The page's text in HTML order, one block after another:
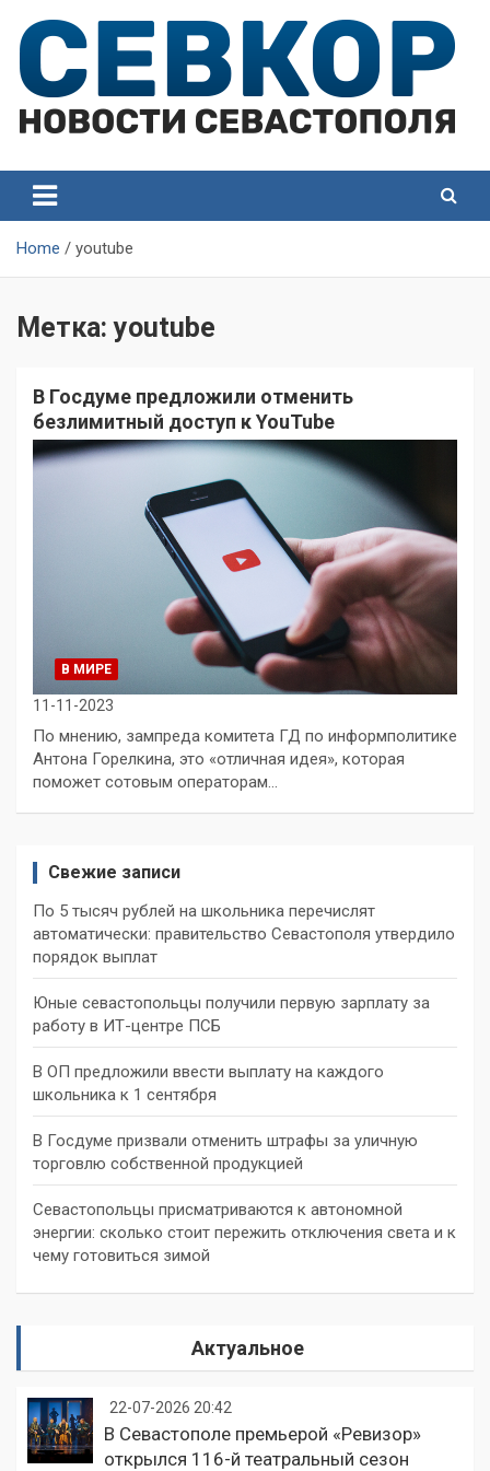
content
Севастополя
Севастополя
Home youtube
Метка:youtube
В Госдуме предложили отменить
безлимитный доступ к YouTube
В МИРЕ
11-11-2023
По мнению, зампреда комитета ГД по информполитике
Антона Горелкина, это «отличная идея», которая
поможет сотовым операторам…
Свежие записи
По 5 тысяч рублей на школьника перечислят
автоматически: правительство Севастополя утвердило
порядок выплат
Юные севастопольцы получили первую зарплату за
работу в ИТ-центре ПСБ
В ОП предложили ввести выплату на каждого
школьника к 1 сентября
В Госдуме призвали отменить штрафы за уличную
торговлю собственной продукцией
Севастопольцы присматриваются к автономной
энергии: сколько стоит пережить отключения света и к
чему готовиться зимой
Актуальное
22-07-2026 20:42
В Севастополе премьерой «Ревизор»
открылся 116-й театральный сезон